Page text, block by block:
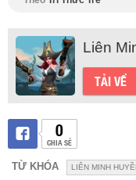
Liên
TẢI VỀ
0
CHIA SẺ
TỪ KHÓA LIÊN MINH